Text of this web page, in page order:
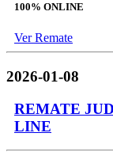
100% ONLINE
Ver Remate
2026-01-08
REMATE
LINE